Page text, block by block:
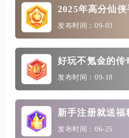
2025年高分仙侠
发布时间：09-03
好玩不氪金的传
发布时间：09-18
新手注册就送福
发布时间：06-25